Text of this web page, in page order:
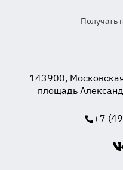
Получать
143900,
площадь
+7